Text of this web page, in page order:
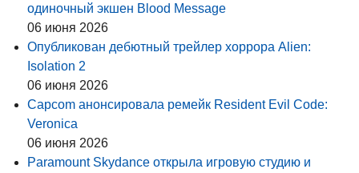
одиночный экшен Blood Message
06 июня 2026
Опубликован дебютный трейлер хоррора Alien:
Isolation 2
06 июня 2026
Capcom анонсировала ремейк Resident Evil Code:
Veronica
06 июня 2026
Paramount Skydance открыла игровую студию и